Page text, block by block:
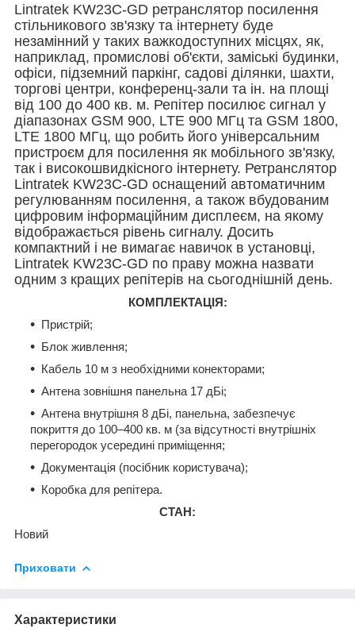
Lintratek KW23C-GD ретранслятор посилення
стільникового зв'язку та інтернету буде
незамінний у таких важкодоступних місцях, як,
наприклад, промислові об'єкти, заміські будинки,
офіси, підземний паркінг, садові ділянки, шахти,
торгові центри, конференц-зали та ін. на площі
від 100 до 400 кв. м. Репітер посилює сигнал у
діапазонах GSM 900, LTE 900 МГц та GSM 1800,
LTE 1800 МГц, що робить його універсальним
пристроєм для посилення як мобільного зв'язку,
так і високошвидкісного інтернету. Ретранслятор
Lintratek KW23C-GD оснащений автоматичним
регулюванням посилення, а також вбудованим
цифровим інформаційним дисплеєм, на якому
відображається рівень сигналу. Досить
компактний і не вимагає навичок в установці,
Lintratek KW23C-GD по праву можна назвати
одним з кращих репітерів на сьогоднішній день.
КОМПЛЕКТАЦІЯ:
Пристрій;
Блок живлення;
Кабель 10 м з необхідними конекторами;
Антена зовнішня панельна 17 дБі;
Антена внутрішня 8 дБі, панельна, забезпечує
покриття до 100–400 кв. м (за відсутності внутрішніх
перегородок усередині приміщення;
Документація (посібник користувача);
Коробка для репітера.
СТАН:
Новий
Приховати
Характеристики